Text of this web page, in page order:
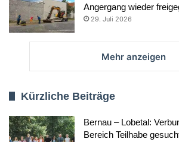
Angergang wieder
29. Juli 2026
Mehr anzeigen
Kürzliche Beiträge
Bernau – Lobetal:
Bereich Teilhabe